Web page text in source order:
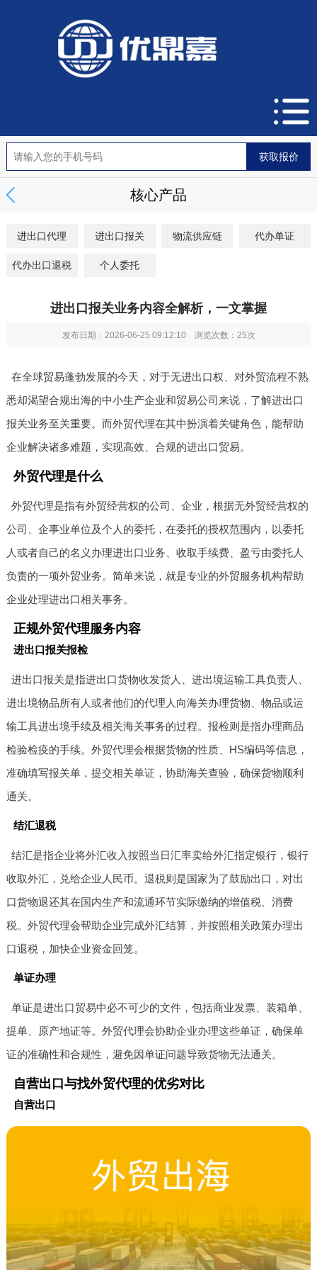
核心产品
进出口代理 进出口报关 物流供应链 代办单证
代办出口退税 个人委托
进出口报关业务内容全解析，一文掌握
发布日期：2026-06-25 09:12:10 浏览次数： 25次
在全球贸易蓬勃发展的今天，对于无进出口权、对外贸流程不熟
悉却渴望合规出海的中小生产企业和贸易公司来说，了解进出口
报关业务至关重要。而外贸代理在其中扮演着关键角色，能帮助
企业解决诸多难题，实现高效、合规的进出口贸易。
外贸代理是什么
外贸代理是指有外贸经营权的公司、企业，根据无外贸经营权的
公司、企事业单位及个人的委托，在委托的授权范围内，以委托
人或者自己的名义办理进出口业务、收取手续费、盈亏由委托人
负责的一项外贸业务。简单来说，就是专业的外贸服务机构帮助
企业处理进出口相关事务。
正规外贸代理服务内容
进出口报关报检
进出口报关是指进出口货物收发货人、进出境运输工具负责人、
进出境物品所有人或者他们的代理人向海关办理货物、物品或运
输工具进出境手续及相关海关事务的过程。报检则是指办理商品
检验检疫的手续。外贸代理会根据货物的性质、HS编码等信息，
准确填写报关单，提交相关单证，协助海关查验，确保货物顺利
通关。
结汇退税
结汇是指企业将外汇收入按照当日汇率卖给外汇指定银行，银行
收取外汇，兑给企业人民币。退税则是国家为了鼓励出口，对出
口货物退还其在国内生产和流通环节实际缴纳的增值税、消费
税。外贸代理会帮助企业完成外汇结算，并按照相关政策办理出
口退税，加快企业资金回笼。
单证办理
单证是进出口贸易中必不可少的文件，包括商业发票、装箱单、
提单、原产地证等。外贸代理会协助企业办理这些单证，确保单
证的准确性和合规性，避免因单证问题导致货物无法通关。
自营出口与找外贸代理的优劣对比
自营出口